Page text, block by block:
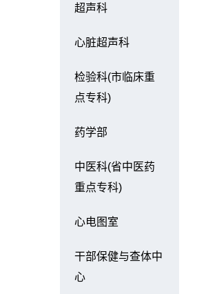
超声科
心脏超声科
检验科(市临床重
点专科)
药学部
中医科(省中医药
重点专科)
心电图室
干部保健与查体中
心